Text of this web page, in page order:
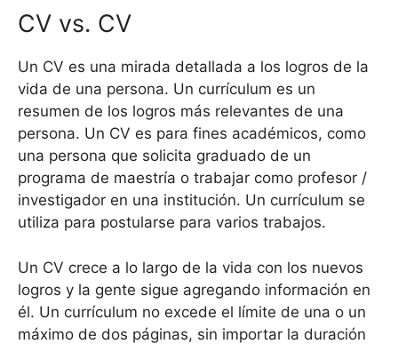
CV vs. CV
Un CV es una mirada detallada a los logros de la
vida de una persona. Un currículum es un
resumen de los logros más relevantes de una
persona. Un CV es para fines académicos, como
una persona que solicita graduado de un
programa de maestría o trabajar como profesor /
investigador en una institución. Un currículum se
utiliza para postularse para varios trabajos.
Un CV crece a lo largo de la vida con los nuevos
logros y la gente sigue agregando información en
él. Un currículum no excede el límite de una o un
máximo de dos páginas, sin importar la duración